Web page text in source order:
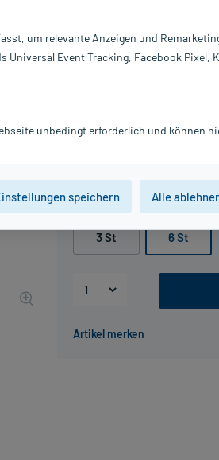
76,81 €
Packungseinheit
3 St 6 St
Inhalt:
PZN:
um relevante Anzeigen und
Universal Event Tracking, Facebook Pixel,
unbedingt erforderlich und können
speichern Alle